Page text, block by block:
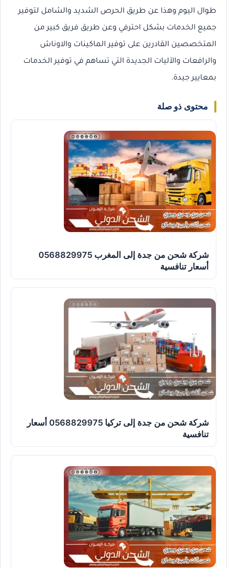
طوال اليوم وهذا عن طريق الحرص الشديد والشامل لتوفير
جميع الخدمات بشكل احترفي وعن طريق فريق كبير من
المتخصصين القادرين على توفير الماكينات والاوناش
والرافعات والآليات الجديدة التي تساهم في توفير الخدمات
بمعايير جيدة.
محتوى ذو صلة
شركة شحن من جدة إلى المغرب 0568829975
أسعار تنافسية
شركة شحن من جدة إلى تركيا 0568829975 أسعار
تنافسية